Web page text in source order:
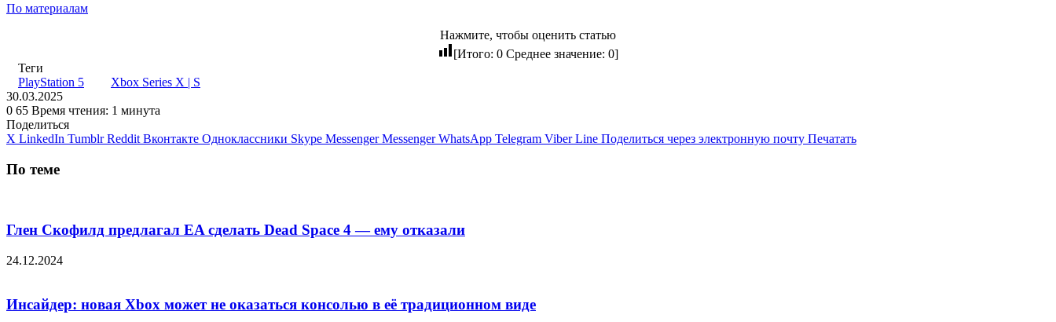
По материалам
Нажмите, чтобы оценить статью
[Итого: 0 Среднее значение: 0]
Теги
PlayStation 5
Xbox Series X | S
30.03.2025
0 65 Время чтения: 1 минута
Поделиться
X LinkedIn Tumblr Reddit Вконтакте Одноклассники Skype Messenger Messenger WhatsApp Telegram Viber Line Поделиться через электронную почту Печатать
По теме
Глен Скофилд предлагал EA сделать Dead Space 4 — ему отказали
24.12.2024
Инсайдер: новая Xbox может не оказаться консолью в её традиционном виде